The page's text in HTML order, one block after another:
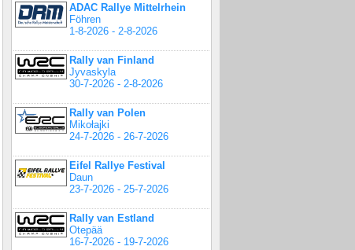
ADAC Rallye Mittelrhein
Föhren
1-8-2026 - 2-8-2026
Rally van Finland
Jyvaskyla
30-7-2026 - 2-8-2026
Rally van Polen
Mikołajki
24-7-2026 - 26-7-2026
Eifel Rallye Festival
Daun
23-7-2026 - 25-7-2026
Rally van Estland
Otepää
16-7-2026 - 19-7-2026